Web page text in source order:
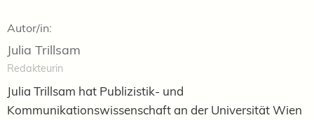
Autor/in:
Julia Trillsam
Redakteurin
Julia Trillsam hat Publizistik- und
Kommunikationswissenschaft an der Universität Wien